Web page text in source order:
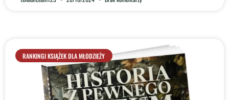
RANKINGI KSIĄŻEK DLA MŁODZIEŻY